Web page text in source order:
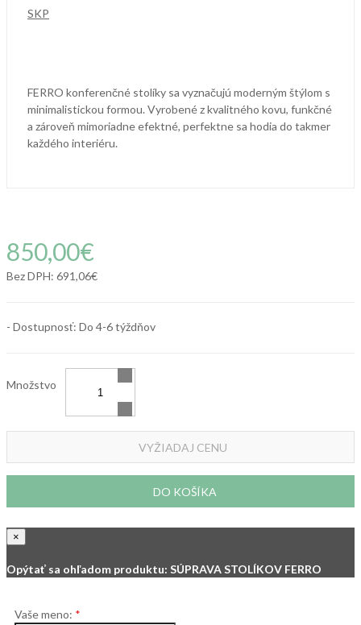
SKP
FERRO konferenčné stolíky sa vyznačujú moderným štýlom s
minimalistickou formou. Vyrobené z kvalitného kovu, funkčné
a zároveň mimoriadne efektné, perfektne sa hodia do takmer
každého interiéru.
850,00€
Bez DPH: 691,06€
- Dostupnosť: Do 4-6 týždňov
Množstvo
VYŽIADAJ CENU
DO KOŠÍKA
×
Opýtať sa ohľadom produktu: SÚPRAVA STOLÍKOV FERRO
Vaše meno: